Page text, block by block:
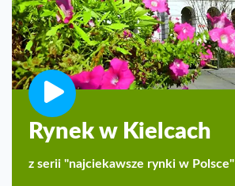
Rynek w Kielcach
z serii "najciekawsze rynki w Polsce"